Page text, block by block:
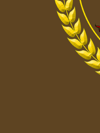
DỊCH VỤ
NGƯỜI
06/05/2023
DỊCH VỤ
19/04/2023